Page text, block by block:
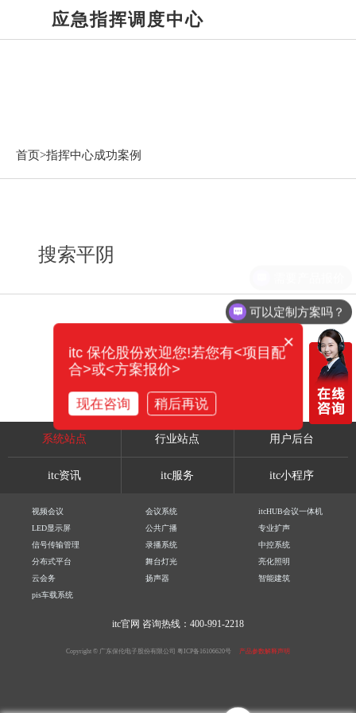
应急指挥调度中心
首页>指挥中心成功案例
搜索平阴
系统站点 行业站点 用户后台
itc资讯 itc服务 itc小程序
视频会议 会议系统
itcHUB会议一体机
LED显示屏
公共广播
专业扩声
信号传输管理
录播系统
中控系统
分布式平台
舞台灯光
亮化照明
云会务
扬声器
智能建筑
pis车载系统
itc官网 咨询热线：400-991-2218
Copyright © 广东保伦电子股份有限公司 粤ICP备16106620号 产品参数解释声明
可以定制方案吗？
×
itc 保伦股份欢迎您!若您有<项目配
合>或<方案报价>
现在咨询 稍后再说